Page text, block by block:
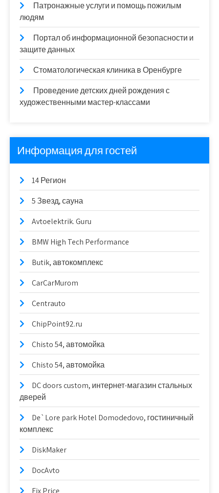
Патронажные услуги и помощь пожилым
людям
Портал об информационной безопасности и
защите данных
Стоматологическая клиника в Оренбурге
Проведение детских дней рождения с
художественными мастер-классами
Информация для гостей
14 Регион
5 Звезд, сауна
Avtoelektrik. Guru
BMW High Tech Performance
Butik, автокомплекс
CarCarMurom
Centrauto
ChipPoint92.ru
Chisto 54, автомойка
Chisto 54, автомойка
DC doors custom, интернет-магазин стальных
дверей
De`Lore park Hotel Domodedovo, гостиничный
комплекс
DiskMaker
DocAvto
Fix Price